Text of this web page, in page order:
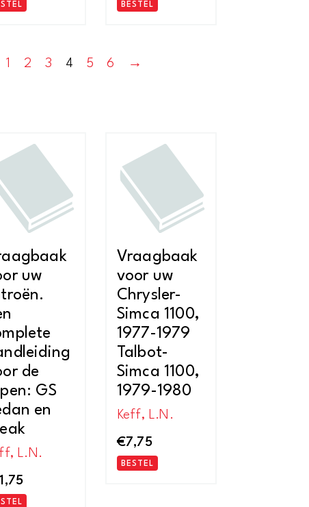
BESTEL
uw
de
GS
en
L.N.
Vraagbaak
voor uw
Chrysler-
Simca 1100,
1977-1979
Talbot-
Simca 1100,
1979-1980
Keff, L.N.
€7,75
BESTEL
1 2 3 4 5 6 →